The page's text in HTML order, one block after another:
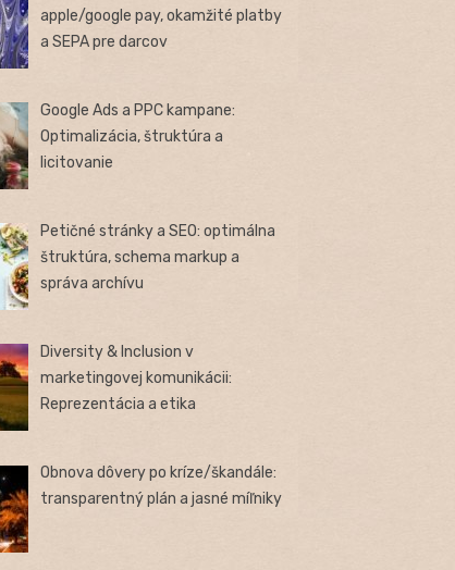
apple/google pay, okamžité platby
a SEPA pre darcov
Google Ads a PPC kampane:
Optimalizácia, štruktúra a
licitovanie
Petičné stránky a SEO: optimálna
štruktúra, schema markup a
správa archívu
Diversity & Inclusion v
marketingovej komunikácii:
Reprezentácia a etika
Obnova dôvery po kríze/škandále:
transparentný plán a jasné míľniky